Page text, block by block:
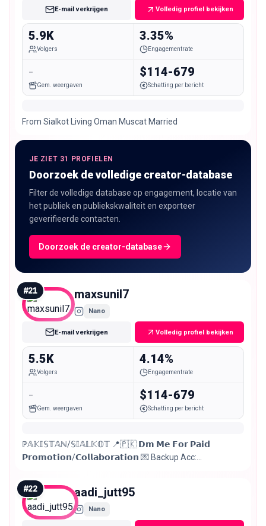
E-mail verkrijgen Volledig profiel bekijken
5.9K
Volgers
3.35%
Engagementrate
-
Gem. weergaven
$114-679
Schatting per bericht
From Sialkot Living Oman Muscat Married
JE ZIET 31 PROFIELEN
Doorzoek de volledige creator-database
Filter de volledige database op engagement, locatie van
het publiek en publiekskwaliteit en exporteer
geverifieerde contacten.
Doorzoek de creator-database
#21 maxsunil7
Nano
E-mail verkrijgen Volledig profiel bekijken
5.5K
Volgers
4.14%
Engagementrate
-
Gem. weergaven
$114-679
Schatting per bericht
ℙ𝔸𝕂𝕀𝕊𝕋𝔸ℕ/𝕊𝕀𝔸𝕃𝕂𝕆𝕋 📍🇵🇰 𝗗𝗺 𝗠𝗲 𝗙𝗼𝗿 𝗣𝗮𝗶𝗱
𝗣𝗿𝗼𝗺𝗼𝘁𝗶𝗼𝗻/𝗖𝗼𝗹𝗹𝗮𝗯𝗼𝗿𝗮𝘁𝗶𝗼𝗻 💌 Backup Acc:
Sc: Maxsunil07 👻 Taken 👀🤍
#22 aadi_jutt95
Nano